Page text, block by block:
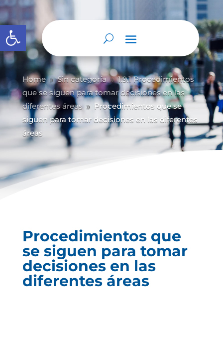
Abrir barra de herramientas
Home 9 Sin categoría 9 1.9.1 Procedimientos
que se siguen para tomar decisiones en las
diferentes áreas 9
Procedimientos que se
siguen para tomar decisiones en las diferentes
áreas
Procedimientos que
se siguen para tomar
decisiones en las
diferentes áreas